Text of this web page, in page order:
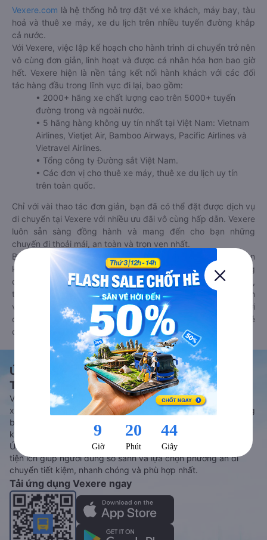
Vexere.com là hệ thống hỗ trợ đặt vé xe khách, máy bay, tàu
hoả và thuê xe máy, xe du lịch trên nhiều tuyến đường khắp
cả nước.
Với Vexere, việc lập kế hoạch cho hành trình di chuyển trở nên
vô cùng đơn giản, linh hoạt và được cá nhân hóa hơn bao giờ
hết. Vexere hiện là nền tảng kết nối hành khách với các đối
tác hàng đầu trong lĩnh vực đi lại, bao gồm:
• 2000+ hãng xe chất lượng cao trên 5000+ tuyến
đường trong và ngoài nước.
• 5 hãng hàng không uy tín nhất tại Việt Nam: Vietnam
Airlines, Vietjet Air, Bamboo Airways, Pacific Airlines và
Vietravel Airlines.
• Tổng công ty Đường sắt Việt Nam.
• Các đơn vị cho thuê xe máy, thuê xe du lịch uy tín
trên toàn quốc.
Chỉ với vài thao tác đơn giản, bạn đã có thể đặt được dịch vụ
di chuyển tại Vexere với nhiều ưu đãi vô cùng hấp dẫn. Vexere
luôn sẵn sàng đồng hành và mang đến cho bạn những
chuyến đi thoải mái, an toàn và trọn vẹn nhất.
Bên cạnh đó, bạn có thể tham khảo thêm các phương tiện
khác tại
Goyolo.com
cho chuyến đi sắp tới. Goyolo là nền tảng
đặt vé cho phép người dùng so sánh giá cả, giờ khởi hành,
thời gian di chuyển của nhiều phương tiện máy bay, xe khách
và tàu hoả. Hệ thống của Goyolo được liên kết trực tiếp với
các hãng máy bay, xe khách và tàu hoả, luôn đảm bảo có vé
cho bạn di chuyển.
Ứng dụng đặt vé Xe khách, Máy bay,
Tàu hoả và Thuê xe
Vexere - ứng dụng đặt vé đa phương tiện với hơn 3000+ nhà
xe chất lượng cao, 5000+ tuyến đường toàn quốc, tất cả hãng
bay và hãng tàu cùng dịch vụ thuê xe máy, xe du lịch phủ
khắp các tỉnh thành tại Việt Nam.
Ứng dụng hiển thị thông tin đầy đủ, minh bạch cùng vô vàn
tiện ích giúp người dùng so sánh và lựa chọn phương án di
chuyển tiết kiệm, nhanh chóng và phù hợp nhất.
Tải ứng dụng Vexere ngay